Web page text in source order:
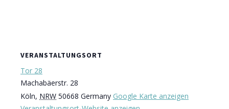
VERANSTALTUNGSORT
Tor 28
Machabäerstr. 28
Köln, NRW 50668 Germany Google Karte anzeigen